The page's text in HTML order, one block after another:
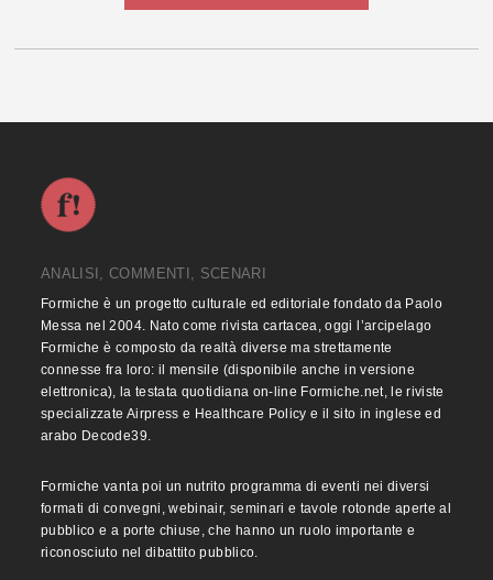
ANALISI, COMMENTI, SCENARI
Formiche è un progetto culturale ed editoriale fondato da Paolo
Messa nel 2004. Nato come rivista cartacea, oggi l’arcipelago
Formiche è composto da realtà diverse ma strettamente
connesse fra loro: il mensile (disponibile anche in versione
elettronica), la testata quotidiana on-line Formiche.net, le riviste
specializzate Airpress e Healthcare Policy e il sito in inglese ed
arabo Decode39.
Formiche vanta poi un nutrito programma di eventi nei diversi
formati di convegni, webinair, seminari e tavole rotonde aperte al
pubblico e a porte chiuse, che hanno un ruolo importante e
riconosciuto nel dibattito pubblico.